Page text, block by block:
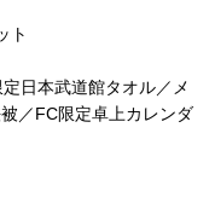
ト
日本武道館タオル／メ
／FC限定卓上カレンダ